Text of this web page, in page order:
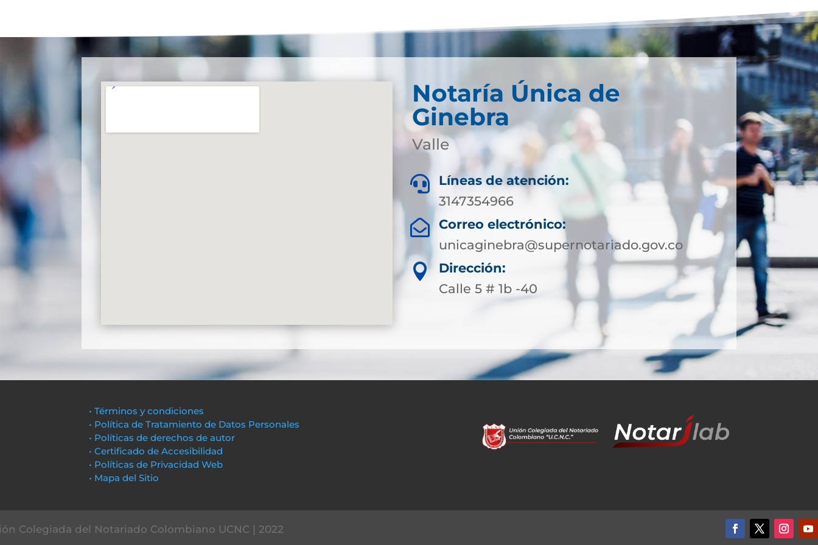
Notaría Única de
Ginebra
Valle

Líneas de atención:
3147354966

Correo electrónico:
unicaginebra@supernotariado.gov.co

Dirección:
Calle 5 # 1b -40
• Términos y condiciones
• Política de Tratamiento de Datos Personales
• Políticas de derechos de autor
• Certificado de Accesibilidad
• Políticas de Privacidad Web
• Mapa del Sitio
Colegiada del Notariado Colombiano UCNC | 2022